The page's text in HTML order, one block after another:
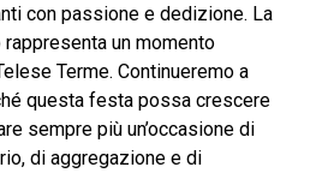
con passione e dedizione. La
un momento
Terme. Continueremo a
questa festa possa crescere
sempre più un’occasione di
di aggregazione e di